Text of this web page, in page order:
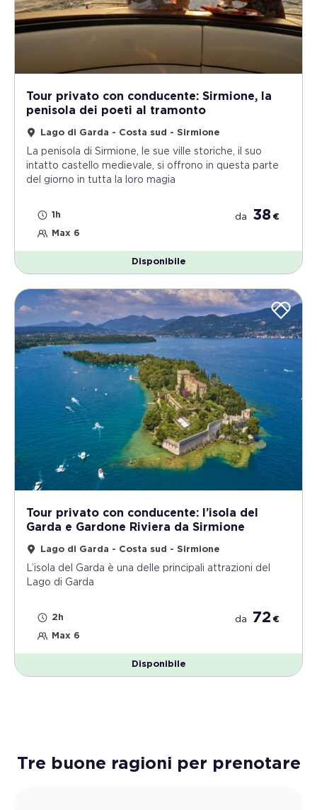
Tour privato con conducente: Sirmione, la
penisola dei poeti al tramonto
Lago di Garda - Costa sud - Sirmione
La penisola di Sirmione, le sue ville storiche, il suo
intatto castello medievale, si offrono in questa parte
del giorno in tutta la loro magia
1h
Max 6
da 38 €
Disponibile
Tour privato con conducente: l’isola del
Garda e Gardone Riviera da Sirmione
Lago di Garda - Costa sud - Sirmione
L’isola del Garda è una delle principali attrazioni del
Lago di Garda
2h
Max 6
da 72 €
Disponibile
Tre buone ragioni per prenotare